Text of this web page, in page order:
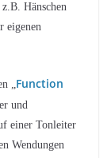
Hänschen
eigenen
„Function
und
einer Tonleiter
Wendungen